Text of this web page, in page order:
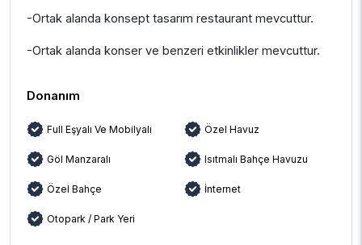
-Ortak alanda konsept tasarım restaurant mevcuttur.
-Ortak alanda konser ve benzeri etkinlikler mevcuttur.
Donanım
Full Eşyalı Ve Mobilyalı Özel Havuz
Göl Manzaralı Isıtmalı Bahçe Havuzu
Özel Bahçe İnternet
Otopark / Park Yeri